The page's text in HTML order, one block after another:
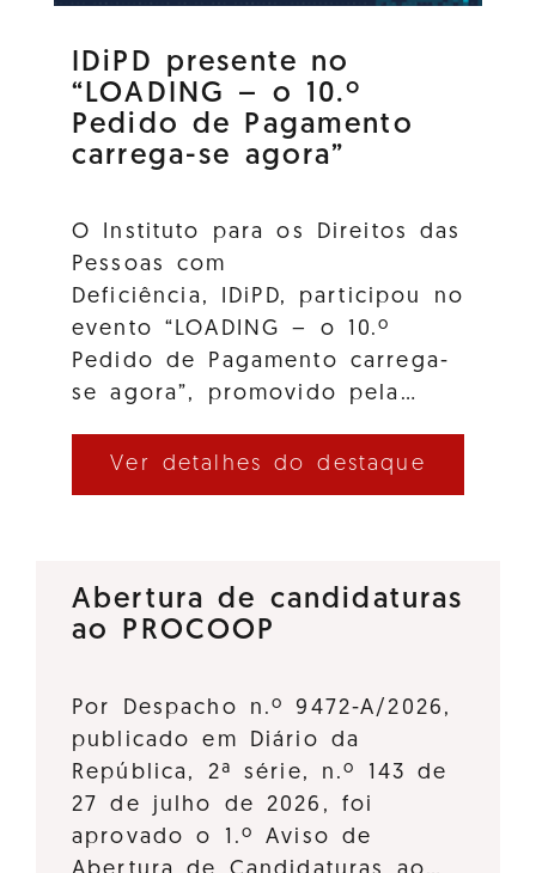
IDiPD presente no
“LOADING – o 10.º
Pedido de Pagamento
carrega-se agora”
O Instituto para os Direitos das
Pessoas com
Deficiência, IDiPD, participou no
evento “LOADING – o 10.º
Pedido de Pagamento carrega-
se agora”, promovido pela…
Ver detalhes do destaque
Abertura de candidaturas
ao PROCOOP
Por Despacho n.º 9472-A/2026,
publicado em Diário da
República, 2ª série, n.º 143 de
27 de julho de 2026, foi
aprovado o 1.º Aviso de